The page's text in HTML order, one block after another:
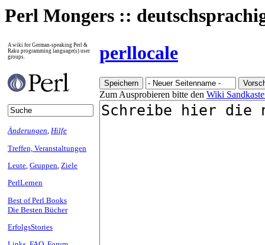
Perl Mongers ::
A wiki for German-speaking Perl &
Raku programming language(s) user
groups.
Änderungen, Hilfe
Treffen, Veranstaltungen
Leute Gruppen Ziele
PerlLernen
Best of Perl Books
Die Besten Bücher
ErfolgsStories
perllocale
Zum Ausprobieren bitte den Wiki